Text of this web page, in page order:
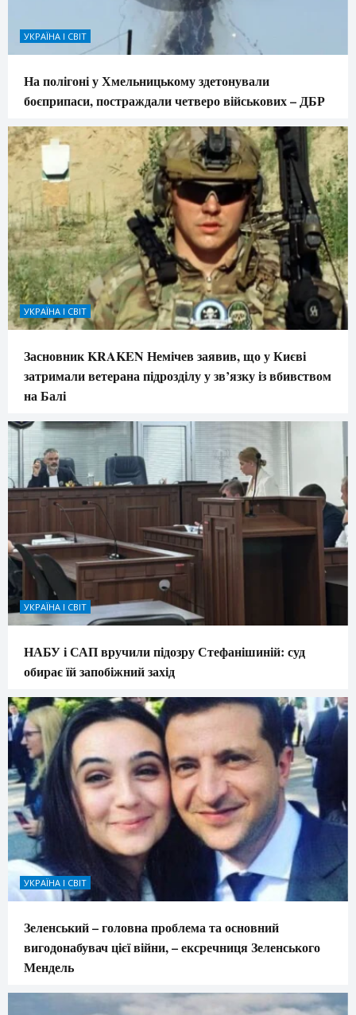
УКРАЇНА І СВІТ
На полігоні у Хмельницькому здетонували
боєприпаси, постраждали четверо військових – ДБР
УКРАЇНА І СВІТ
Засновник KRAKEN Немічев заявив, що у Києві
затримали ветерана підрозділу у зв’язку із вбивством
на Балі
УКРАЇНА І СВІТ
НАБУ і САП вручили підозру Стефанішиній: суд
обирає їй запобіжний захід
УКРАЇНА І СВІТ
Зеленський – головна проблема та основний
вигодонабувач цієї війни, – ексречниця Зеленського
Мендель